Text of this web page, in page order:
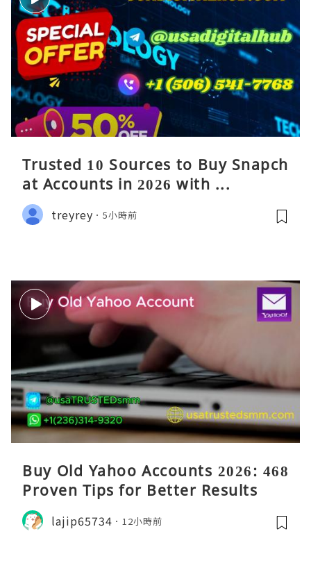
Trusted 10 Sources to Buy Snapch
at Accounts in 2026 with ...
treyrey 5小時前
Buy Old Yahoo Accounts 2026: 468
Proven Tips for Better Results
lajip65734 12小時前